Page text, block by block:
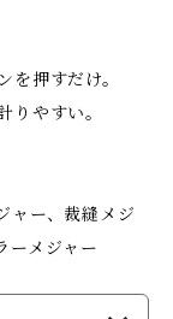
押すだけ。
りやすい。
ャー、裁縫メジ
ーメジャー